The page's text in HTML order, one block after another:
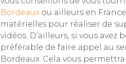
Bordeauxou ailleurs en
matérielles pour réaliser de
vidéos. D’ailleurs, si vous
préférable de faire appel au
Bordeaux. Cela vous